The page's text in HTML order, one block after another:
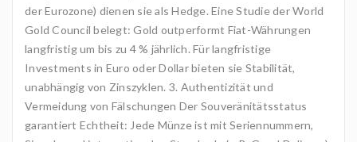
der Eurozone) dienen sie als Hedge. Eine Studie der World
Gold Council belegt: Gold outperformt Fiat-Währungen
langfristig um bis zu 4 % jährlich. Für langfristige
Investments in Euro oder Dollar bieten sie Stabilität,
unabhängig von Zinszyklen. 3. Authentizität und
Vermeidung von Fälschungen Der Souveränitätsstatus
garantiert Echtheit: Jede Münze ist mit Seriennummern,